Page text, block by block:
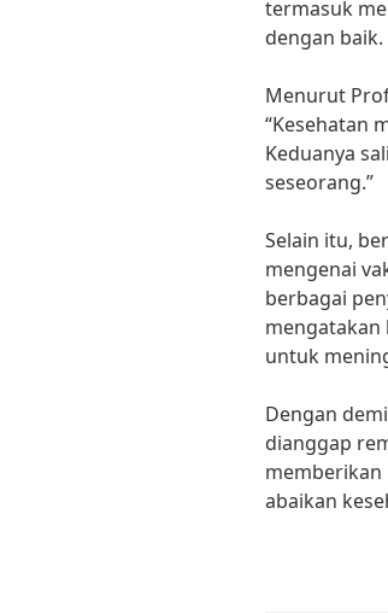
termasuk
dengan baik.
Menurut
“Kesehatan
Keduanya
seseorang.”
Selain itu,
mengenai
berbagai
mengatakan
untuk
Dengan
dianggap
memberikan
abaikan